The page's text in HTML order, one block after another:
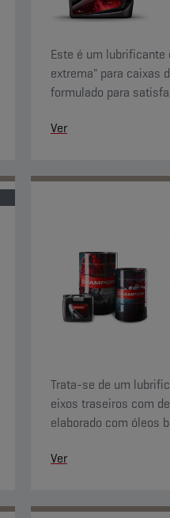
Este é um
extrema" para caixas
formulado para
velocidades baixas.
Ver
Trata-se de um
eixos traseiros com
elaborado com óleos
Ver